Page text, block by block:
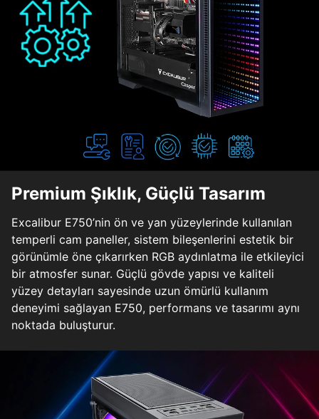
Premium Şıklık, Güçlü Tasarım
Excalibur E750’nin ön ve yan yüzeylerinde kullanılan
temperli cam paneller, sistem bileşenlerini estetik bir
görünümle öne çıkarırken RGB aydınlatma ile etkileyici
bir atmosfer sunar. Güçlü gövde yapısı ve kaliteli
yüzey detayları sayesinde uzun ömürlü kullanım
deneyimi sağlayan E750, performans ve tasarımı aynı
noktada buluşturur.